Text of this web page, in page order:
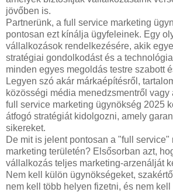
jövőben is.
Partnerünk, a full service marketing
pontosan ezt kínálja ügyfeleinek. Egy
vállalkozások rendelkezésére, akik
stratégiai gondolkodást és a
minden egyes megoldás testre szabott
Legyen szó akár márkaépítésről,
közösségi média menedzsmentről vagy
full service marketing ügynökség 2025
átfogó stratégiát kidolgozni, amely
sikereket.
De mit is jelent pontosan a "full service"
marketing területén? Elsősorban azt,
vállalkozás teljes marketing-arzenálját
Nem kell külön ügynökségeket,
nem kell több helyen fizetni, és nem